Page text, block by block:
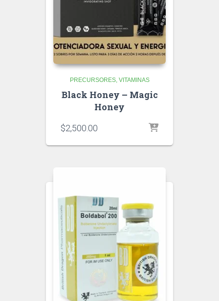
PRECURSORES VITAMINAS
Black Honey – Magic
Honey
$2,500.00